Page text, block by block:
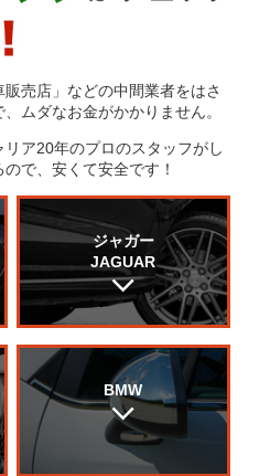
売店」などの中間業者をはさ
ムダなお金がかかりません。
ア20年のプロのスタッフがし
で、安くて安全です！
ジャガー
JAGUAR
BMW